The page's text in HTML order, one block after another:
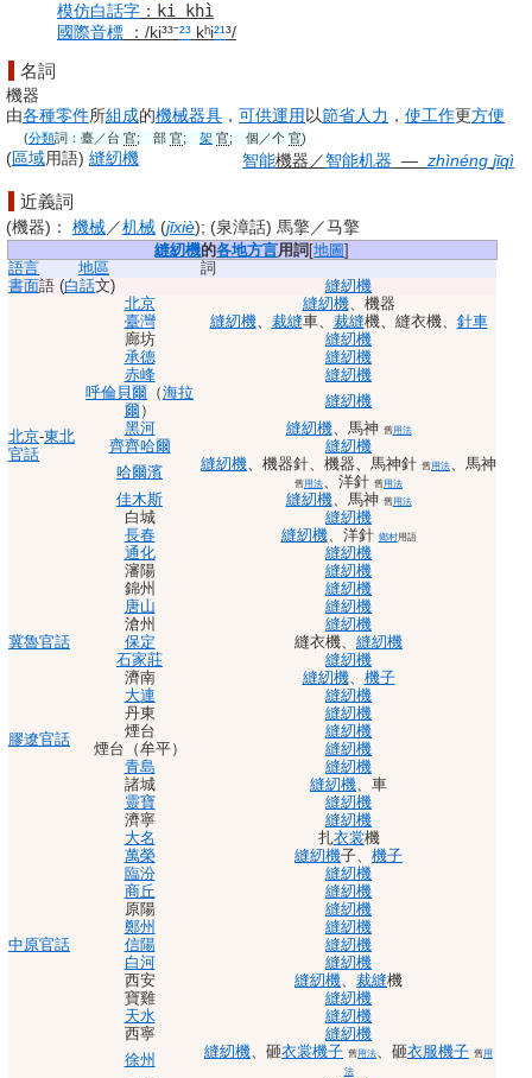
模仿白話字 ： ki khì
國際音標
： /ki³³⁻²³ kʰi²¹³/
名詞
機器
由各種零件所組成的機械器具 ， 可供運用 以節省人力 ， 使工作更方便
(分類詞： 臺 ／ 台 官; 部 官; 架 官; 個 ／个 官)
智能機器 ／智能机器 ― zhìnéng jīqì
(區域用語) 縫紉機
近義詞
(機器) ： 機械／机械 (jīxiè); (泉漳話) 馬擎／马擎
縫紉機的各地方言用詞 [地圖]
語言 地區
詞
書面語 (白話文) 縫紉機
北京-東北
官話
北京 縫紉機、 機器
臺灣
縫紉機、 裁縫車、 裁縫機、 縫衣機、 針車
廊坊
縫紉機
承德
縫紉機
赤峰
縫紉機
呼倫貝爾 （海拉
爾 ）
縫紉機
黑河
縫紉機、 馬神 舊用法
齊齊哈爾
縫紉機
哈爾濱
縫紉機、 機器針、 機器、 馬神針 舊用法、 馬神
舊用法、 洋針 舊用法
佳木斯 縫紉機、 馬神 舊用法
白城
縫紉機
長春
縫紉機、 洋針 鄉村用語
通化
縫紉機
瀋陽
縫紉機
錦州
縫紉機
冀魯官話
唐山
縫紉機
滄州
縫紉機
保定
縫衣機、 縫紉機
石家莊
縫紉機
濟南
縫紉機、 機子
膠遼官話
大連
縫紉機
丹東
縫紉機
煙台
縫紉機
煙台（牟平）
縫紉機
青島
縫紉機
諸城
縫紉機、 車
中原官話
靈寶
縫紉機
濟寧
縫紉機
大名
扎衣裳機
萬榮
縫紉機子、 機子
臨汾
縫紉機
商丘
縫紉機
原陽
縫紉機
鄭州
縫紉機
信陽
縫紉機
白河
縫紉機
西安
縫紉機、 裁縫機
寶雞
縫紉機
天水
縫紉機
西寧
縫紉機
徐州
縫紉機、 砸衣裳機子 舊用法、 砸衣服機子 舊用
法